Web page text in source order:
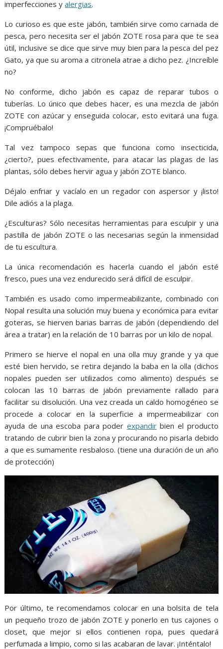
imperfecciones yalergias.
Lo curioso es que este jabón, también sirve como carnada de
pesca, pero necesita ser el jabón ZOTE rosa para que te sea
útil, inclusive se dice que sirve muy bien para la pesca del pez
Gato, ya que su aroma a citronela atrae a dicho pez. ¿Increíble
no?
No conforme, dicho jabón es capaz de reparar tubos o
tuberías. Lo único que debes hacer, es una mezcla de jabón
ZOTE con azúcar y enseguida colocar, esto evitará una fuga.
¡Compruébalo!
Tal vez tampoco sepas que funciona como insecticida,
¿cierto?, pues efectivamente, para atacar las plagas de las
plantas, sólo debes hervir agua y jabón ZOTE blanco.
Déjalo enfriar y vacíalo en un regador con aspersor y ¡listo!
Dile adiós a la plaga.
¿Esculturas? Sólo necesitas herramientas para esculpir y una
pastilla de jabón ZOTE o las necesarias según la inmensidad
de tu escultura.
La única recomendación es hacerla cuando el jabón esté
fresco, pues una vez endurecido será difícil de esculpir.
También es usado como impermeabilizante, combinado con
Nopal resulta una solución muy buena y económica para evitar
goteras, se hierven barias barras de jabón (dependiendo del
área a tratar) en la relación de 10 barras por un kilo de nopal.
Primero se hierve el nopal en una olla muy grande y ya que
esté bien hervido, se retira dejando la baba en la olla (dichos
nopales pueden ser utilizados como alimento) después se
colocan las 10 barras de jabón previamente rallado para
facilitar su disolución. Una vez creada un caldo homogéneo se
procede a colocar en la superficie a impermeabilizar con
ayuda de una escoba para poder expandirbien el producto
tratando de cubrir bien la zona y procurando no pisarla debido
a que es sumamente resbaloso. (tiene una duración de un año
de protección)
Por último, te recomendamos colocar en una bolsita de tela
un pequeño trozo de jabón ZOTE y ponerlo en tus cajones o
closet, que mejor si ellos contienen ropa, pues quedará
perfumada a limpio, como si las acabaran de lavar. ¡Inténtalo!